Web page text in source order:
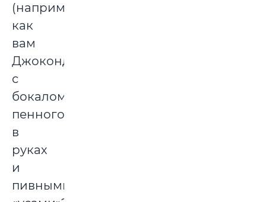
(например,
как
вам
Джоконда
с
бокалом
пенного
в
руках
и
пивными